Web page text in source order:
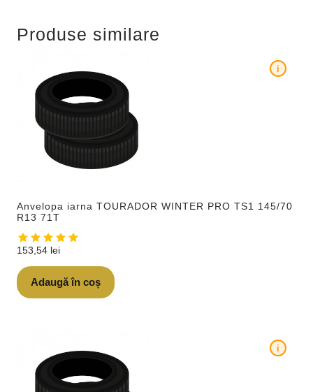
Produse similare
Anvelopa iarna TOURADOR WINTER PRO TS1 145/70
R13 71T
i
153,54 lei
Adaugă în coș
i